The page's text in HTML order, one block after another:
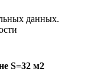
данных.
S=32 м2